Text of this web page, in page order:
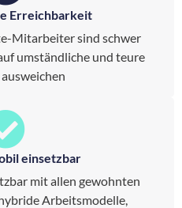
Erreichbarkeit
Mitarbeiter sind schwer
umständliche und teure
einsetzbar
mit allen gewohnten
Arbeitsmodelle,